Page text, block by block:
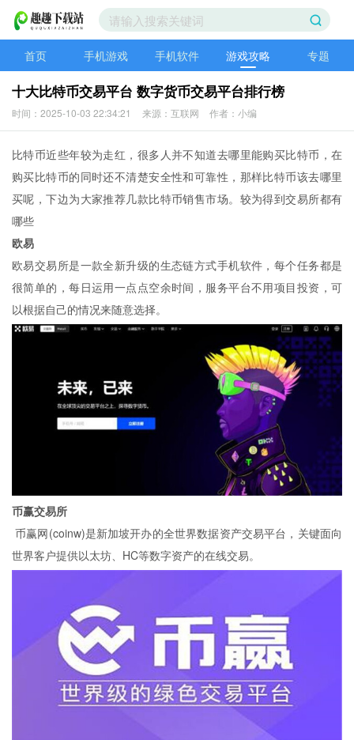
首页 手机游戏 手机软件 游戏攻略 专题
十大比特币交易平台 数字货币交易平台排行榜
时间：2025-10-03 22:34:21 来源：互联网 作者：小编
比特币近些年较为走红，很多人并不知道去哪里能购买比特币，在
购买比特币的同时还不清楚安全性和可靠性，那样比特币该去哪里
买呢，下边为大家推荐几款比特币销售市场。较为得到交易所都有
哪些
欧易
欧易交易所是一款全新升级的生态链方式手机软件，每个任务都是
很简单的，每日运用一点点空余时间，服务平台不用项目投资，可
以根据自己的情况来随意选择。
币赢交易所
币赢网(coinw)是新加坡开办的全世界数据资产交易平台，关键面向
世界客户提供以太坊、HC等数字资产的在线交易。